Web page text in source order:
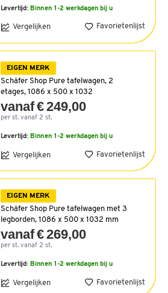
Levertijd: Binnen 1-2 werkdagen bij u
Vergelijken Favorietenlijst
EIGEN MERK
Schäfer Shop Pure tafelwagen, 2
etages, 1086 x 500 x 1032
vanaf € 249,00
per st. vanaf 2 st.
Levertijd: Binnen 1-2 werkdagen bij u
Vergelijken Favorietenlijst
EIGEN MERK
Schäfer Shop Pure tafelwagen met 3
legborden, 1086 x 500 x 1032 mm
vanaf € 269,00
per st. vanaf 2 st.
Levertijd: Binnen 1-2 werkdagen bij u
Vergelijken Favorietenlijst